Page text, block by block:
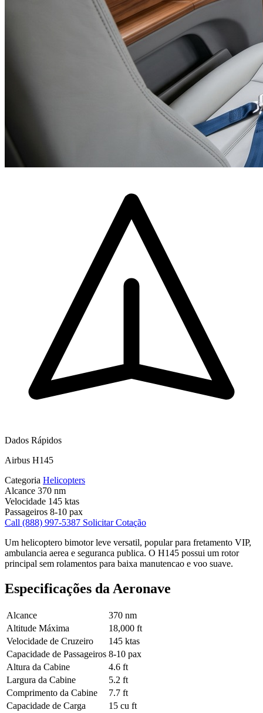
Dados Rápidos
Airbus H145
Categoria Helicopters
Alcance 370 nm
Velocidade 145 ktas
Passageiros 8-10 pax
Call (888) 997-5387 Solicitar Cotação
Um helicoptero bimotor leve versatil, popular para fretamento VIP,
ambulancia aerea e seguranca publica. O H145 possui um rotor
principal sem rolamentos para baixa manutencao e voo suave.
Especificações da Aeronave
Alcance
370 nm
Altitude Máxima
18,000 ft
Velocidade de Cruzeiro
145 ktas
Capacidade de Passageiros 8-10 pax
Altura da Cabine
4.6 ft
Largura da Cabine
5.2 ft
Comprimento da Cabine
7.7 ft
Capacidade de Carga
15 cu ft